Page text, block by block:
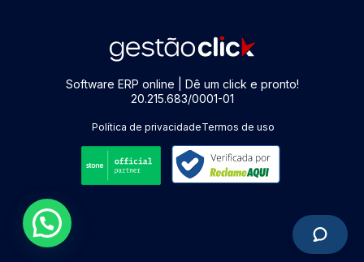
Software ERP online | Dê um click e pronto!
20.215.683/0001-01
Política de privacidadeTermos de uso